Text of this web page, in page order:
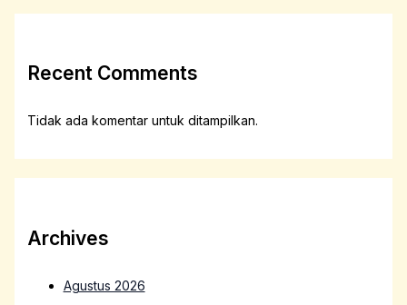
Recent Comments
Tidak ada komentar untuk ditampilkan.
Archives
Agustus 2026